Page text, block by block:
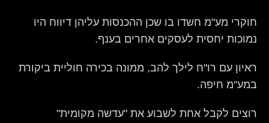
חוקרי מע"מ חשדו בו שכן ההכנסות עליהן דיווח היו
נמוכות יחסית לעסקים אחרים בענף.
ראיון עם רו"ח לילך להב, ממונה בכירה חוליית ביקורת
במע"מ חיפה.
רוצים לקבל אחת לשבוע את "עדשה מקומית"